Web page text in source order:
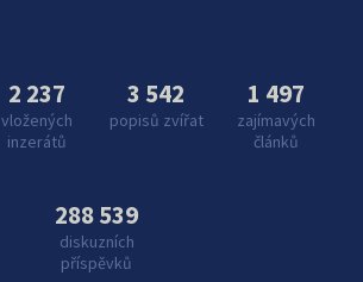
2 237
vložených
inzerátů
3 542
popisů zvířat
1 497
zajímavých
článků
288 539
diskuzních
příspěvků